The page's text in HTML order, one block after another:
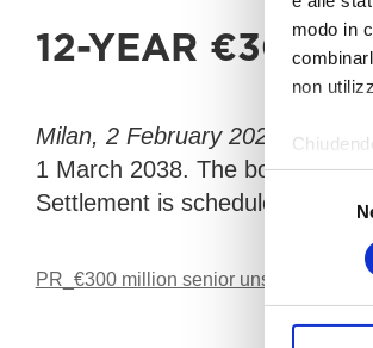
modo in
non
altri
Selezione
del
12-YEAR €300
Milan, 2 February 2026.
AMCO
1 March 2038. The bond,
Settlement is scheduled for 9
PR_€300 million senior unsecured